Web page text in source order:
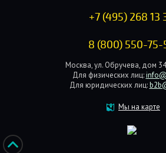
+7 (495) 268 13
8 (800) 550-75-
Москва, ул. Обручева, дом
Для физических лиц:
Для юридических лиц:
Мы на карте